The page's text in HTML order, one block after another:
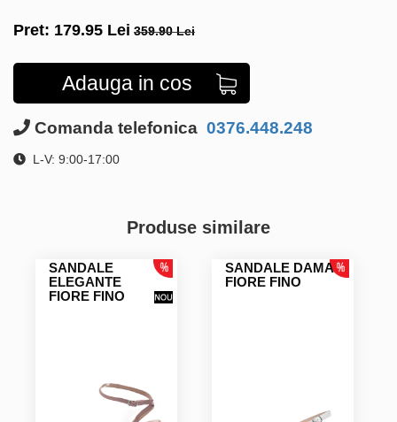
Pret: 179.95 Lei 359.90 Lei
Adauga in cos
Comanda telefonica 0376.448.248
L-V: 9:00-17:00
Produse similare
SANDALE
ELEGANTE
FIORE FINO
SANDALE DAMA
FIORE FINO